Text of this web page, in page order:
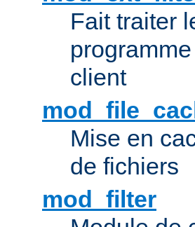
Fait traiter
client
Mise en
de fichiers
mod_filter